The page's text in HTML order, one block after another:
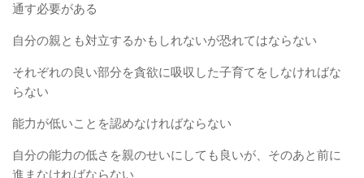
通す必要がある
自分の親とも対立するかもしれないが恐れてはならない
それぞれの良い部分を貪欲に吸収した子育てをしなければな
らない
能力が低いことを認めなければならない
自分の能力の低さを親のせいにしても良いが、そのあと前に
進まなければならない